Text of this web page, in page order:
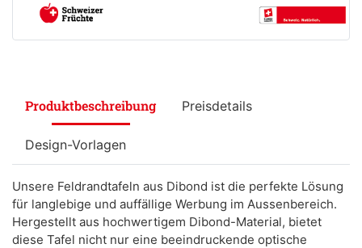
Produktbeschreibung Preisdetails
Design-Vorlagen
Unsere Feldrandtafeln aus Dibond ist die perfekte Lösung
für langlebige und auffällige Werbung im Aussenbereich.
Hergestellt aus hochwertigem Dibond-Material, bietet
diese Tafel nicht nur eine beeindruckende optische